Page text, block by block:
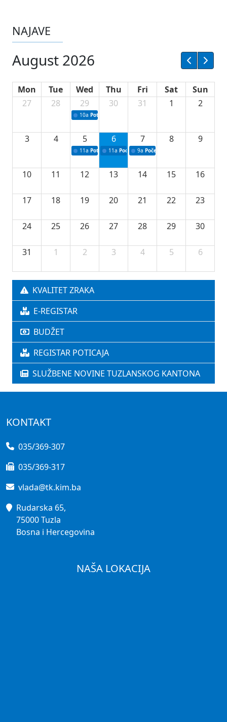
NAJAVE
August 2026
Mon Tue Wed Thu Fri Sat
Sun
27
28 29
10a Potpisivanje ugovora sa neprofitnim
30 31 1 2
3 4 5
11a Potpisivanje ugovora o stipendijama za
6
11a Podrška razvoju vodne infrastrukture u
7
9a Početak izgradnje nove
8 9
10 11 12 13 14 15 16
17 18 19 20 21 22 23
24 25 26 27 28 29 30
31 1 2 3 4 5 6
KVALITET ZRAKA
E-REGISTAR
BUDŽET
REGISTAR POTICAJA
SLUŽBENE NOVINE TUZLANSKOG KANTONA
KONTAKT
035/369-307
035/369-317
vlada@tk.kim.ba
Rudarska 65,
75000 Tuzla
Bosna i Hercegovina
NAŠA LOKACIJA